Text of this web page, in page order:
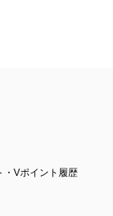
・Vポイント履歴